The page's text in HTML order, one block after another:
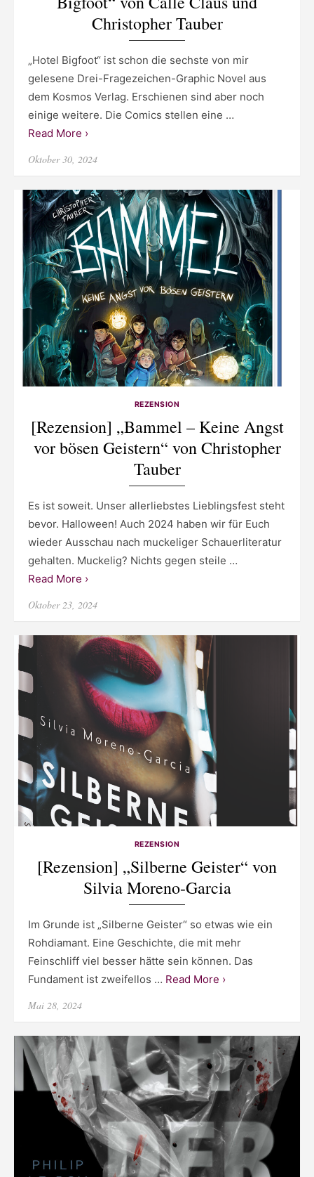
Christopher Tauber
„Hotel Bigfoot“ ist schon die sechste von mir
gelesene Drei-Fragezeichen-Graphic Novel aus
dem Kosmos Verlag. Erschienen sind aber noch
einige weitere. Die Comics stellen eine …
Read More ›
Posted
Oktober 30, 2024
REZENSION
[Rezension] „Bammel – Keine Angst
vor bösen Geistern“ von Christopher
Tauber
Es ist soweit. Unser allerliebstes Lieblingsfest steht
bevor. Halloween! Auch 2024 haben wir für Euch
wieder Ausschau nach muckeliger Schauerliteratur
gehalten. Muckelig? Nichts gegen steile …
Read More ›
Posted
Oktober 23, 2024
REZENSION
[Rezension] „Silberne Geister“ von
Silvia Moreno-Garcia
Im Grunde ist „Silberne Geister“ so etwas wie ein
Rohdiamant. Eine Geschichte, die mit mehr
Feinschliff viel besser hätte sein können. Das
Fundament ist zweifellos … Read More ›
Posted
Mai 28, 2024